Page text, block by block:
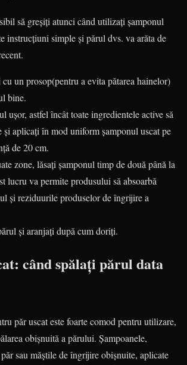
să greșiți atunci când utilizați șamponul
instrucțiuni simple și părul dvs. va arăta de
un prosop(pentru a evita pătarea hainelor)
bine.
ușor, astfel încât toate ingredientele active să
și aplicați în mod uniform șamponul uscat pe
de 20 cm.
zone, lăsați șamponul timp de două până la
lucru va permite produsului să absoarbă
și reziduurile produselor de îngrijire a
și aranjați după cum doriți.
când spălați părul data
păr uscat este foarte comod pentru utilizare,
obișnuită a părului. Șampoanele,
sau măștile de îngrijire obișnuite, aplicate